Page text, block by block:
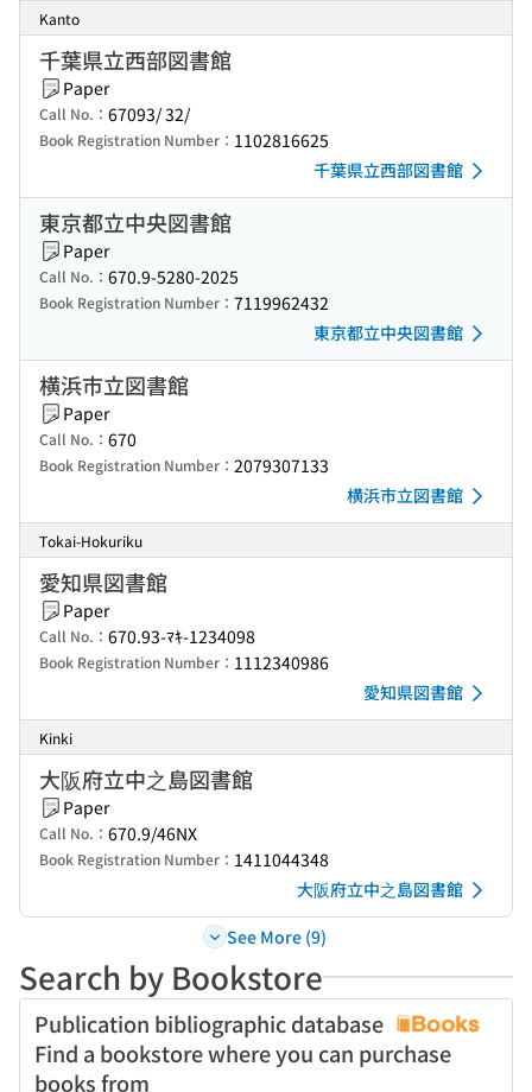
Kanto
千葉県立西部図書館
Paper
Call No.： 67093/ 32/
Book Registration Number： 1102816625
千葉県立西部図書館
東京都立中央図書館
Paper
Call No.： 670.9-5280-2025
Book Registration Number： 7119962432
東京都立中央図書館
横浜市立図書館
Paper
Call No.： 670
Book Registration Number： 2079307133
横浜市立図書館
Tokai-Hokuriku
愛知県図書館
Paper
Call No.： 670.93-ﾏｷ-1234098
Book Registration Number： 1112340986
愛知県図書館
Kinki
大阪府立中之島図書館
Paper
Call No.： 670.9/46NX
Book Registration Number： 1411044348
大阪府立中之島図書館
See More (9)
Search by Bookstore
Publication bibliographic database
Find a bookstore where you can purchase
books from